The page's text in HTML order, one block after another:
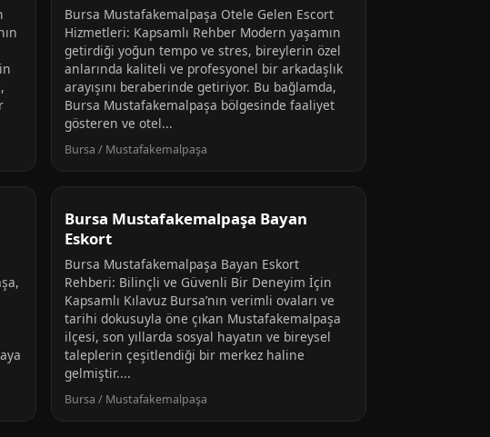
Bursa Mustafakemalpaşa Otele Gelen Escort
Hizmetleri: Kapsamlı Rehber Modern yaşamın
getirdiği yoğun tempo ve stres, bireylerin özel
anlarında kaliteli ve profesyonel bir arkadaşlık
arayışını beraberinde getiriyor. Bu bağlamda,
Bursa Mustafakemalpaşa bölgesinde faaliyet
gösteren ve otel...
Bursa / Mustafakemalpaşa
Bursa Mustafakemalpaşa Bayan
Eskort
Bursa Mustafakemalpaşa Bayan Eskort
Rehberi: Bilinçli ve Güvenli Bir Deneyim İçin
Kapsamlı Kılavuz Bursa’nın verimli ovaları ve
tarihi dokusuyla öne çıkan Mustafakemalpaşa
ilçesi, son yıllarda sosyal hayatın ve bireysel
taleplerin çeşitlendiği bir merkez haline
gelmiştir....
Bursa / Mustafakemalpaşa